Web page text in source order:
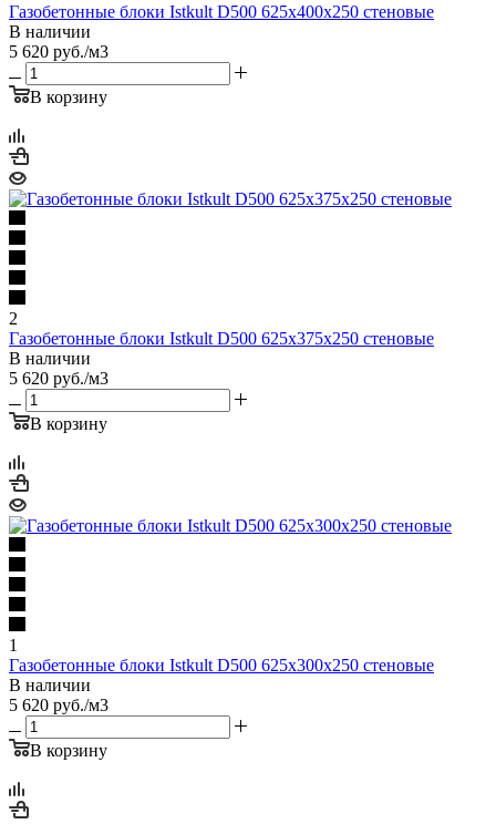
Газобетонные блоки Istkult D500 625х400х250 стеновые
В наличии
5 620 руб./м3
В корзину
2
Газобетонные блоки Istkult D500 625х375х250 стеновые
В наличии
5 620 руб./м3
В корзину
1
Газобетонные блоки Istkult D500 625х300х250 стеновые
В наличии
5 620 руб./м3
В корзину